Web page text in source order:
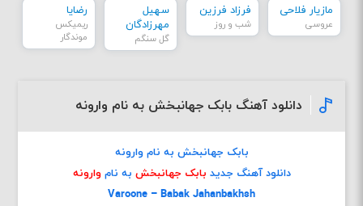
مازیار فلاحی
عروسی
فرزاد فرزین
شب و روز
سهیل
مهرزادگان
گل سنگم
رضایا
ریمیکس
موندگار
دانلود آهنگ بابک جهانبخش به نام وارونه
بابک جهانبخش به نام وارونه
دانلود آهنگ جدید بابک جهانبخش به ناموارونه
Varoone – Babak Jahanbakhsh